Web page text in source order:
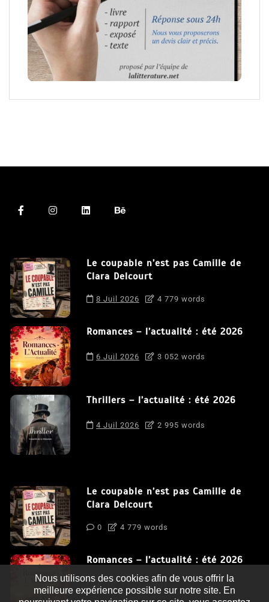
Le coupable n’est pas Camille de
Clara Delcourt
8 Juil 2026 4 779 words
Romances – l’actualité : été 2026
6 Juil 2026 3 052 words
Thrillers – l’actualité : été 2026
4 Juil 2026 2 995 words
Le coupable n’est pas Camille de
Clara Delcourt
0 4 779 words
Romances – l’actualité : été 2026
0 3 052 words
Nous utilisons des cookies afin de vous offrir la
meilleure expérience possible sur notre site. En